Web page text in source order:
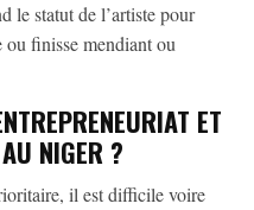
le statut de l’artiste pour
ou finisse mendiant ou
ET
NIGER ?
il est difficile voire